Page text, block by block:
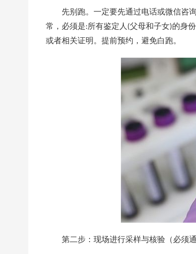
先别跑。一定要先通过电话或微信咨
常，必须是:所有鉴定人 (父母和子女)的身
或者相关证明。提前预约，避免白跑。
第二步：现场进行采样与核验（必须